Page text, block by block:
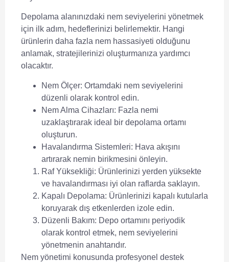
Depolama alanınızdaki nem seviyelerini yönetmek
için ilk adım, hedeflerinizi belirlemektir. Hangi
ürünlerin daha fazla nem hassasiyeti olduğunu
anlamak, stratejilerinizi oluşturmanıza yardımcı
olacaktır.
Nem Ölçer: Ortamdaki nem seviyelerini
düzenli olarak kontrol edin.
Nem Alma Cihazları: Fazla nemi
uzaklaştırarak ideal bir depolama ortamı
oluşturun.
Havalandırma Sistemleri: Hava akışını
artırarak nemin birikmesini önleyin.
Raf Yüksekliği: Ürünlerinizi yerden yüksekte
ve havalandırması iyi olan raflarda saklayın.
Kapalı Depolama: Ürünlerinizi kapalı kutularla
koruyarak dış etkenlerden izole edin.
Düzenli Bakım: Depo ortamını periyodik
olarak kontrol etmek, nem seviyelerini
yönetmenin anahtarıdır.
Nem yönetimi konusunda profesyonel destek